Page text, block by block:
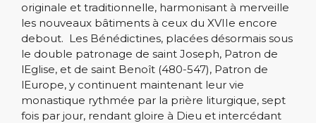
originale et traditionnelle, harmonisant à merveille
les nouveaux bâtiments à ceux du XVIIe encore
debout. Les Bénédictines, placées désormais sous
le double patronage de saint Joseph, Patron de
lEglise, et de saint Benoît (480-547), Patron de
lEurope, y continuent maintenant leur vie
monastique rythmée par la prière liturgique, sept
fois par jour, rendant gloire à Dieu et intercédant